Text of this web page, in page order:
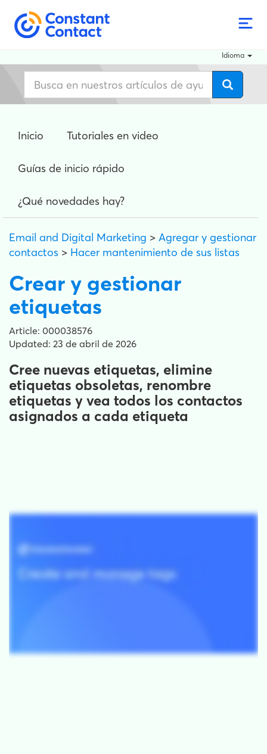
Idioma
Inicio Tutoriales en video
Guías de inicio rápido
¿Qué novedades hay?
Email and Digital Marketing > Agregar y gestionar
contactos > Hacer mantenimiento de sus listas
Crear y gestionar
etiquetas
Article: 000038576
Updated: 23 de abril de 2026
Cree nuevas etiquetas, elimine
etiquetas obsoletas, renombre
etiquetas y vea todos los contactos
asignados a cada etiqueta